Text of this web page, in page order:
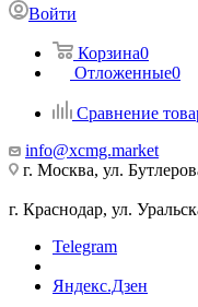
Войти
Корзина0
Отложенные0
Сравнение
info@xcmg.market
г. Москва, ул.
г. Краснодар, ул.
Telegram
Яндекс.Дзен